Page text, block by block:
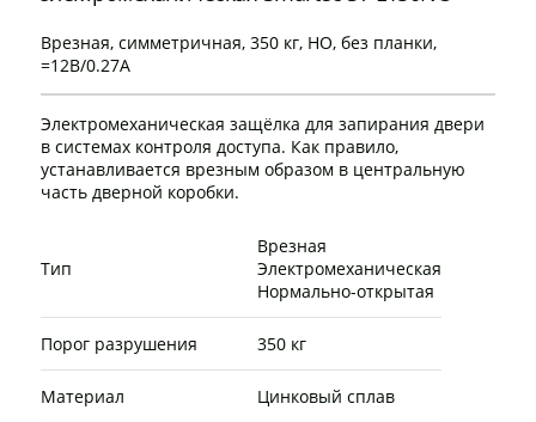
Врезная, симметричная, 350 кг, НО, без планки,
=12В/0.27A
Электромеханическая защёлка для запирания двери
в системах контроля доступа. Как правило,
устанавливается врезным образом в центральную
часть дверной коробки.
Тип
Врезная
Электромеханическая
Нормально-открытая
Порог разрушения 350 кг
Материал Цинковый сплав